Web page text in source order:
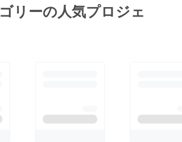
リーの人気プロジェ